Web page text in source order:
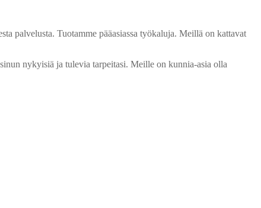
palvelusta. Tuotamme pääasiassa työkaluja. Meillä on kattavat
nykyisiä ja tulevia tarpeitasi. Meille on kunnia-asia olla